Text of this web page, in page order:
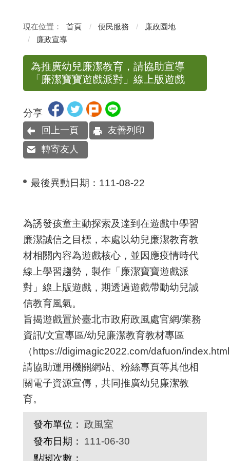
首頁 便民服務
廉政園地
廉政宣導
為推廣幼兒廉潔教育，請協助宣導
「廉潔寶寶遊戲派對」線上版遊戲
分享
回上一頁
友善列印
轉寄友人
最後異動日期： 111-08-22
為誘發孩童主動探索及達到 在遊戲中學習
廉潔誠信之 目標 ， 本處以幼兒廉潔教育教
材相關內容為遊戲核心 ， 並因應疫情時代
線 上學習趨勢 ， 製作 「廉潔寶寶遊戲派
對 」 線 上版遊戲 ， 期透過遊戲帶動幼兒誠
信教育風氣。
旨揭遊戲置於臺北市政府政風處官網/業務
資訊/文宣專區/幼兒廉潔教育教材專區
（https://digimagic2022.com/dafuon/index.html
請協助運用機關網站、 粉絲專頁等其他相
關電子資源宣傳 ， 共同推廣幼兒廉潔教
育。
發布單位： 政風室
發布日期：
111-06-30
點閱次數：